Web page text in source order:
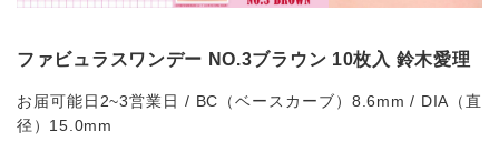
ファビュラスワンデー NO.3ブラウン 10枚入 鈴木愛理
お届可能日2~3営業日 / BC（ベースカーブ）8.6mm / DIA（直
径）15.0mm